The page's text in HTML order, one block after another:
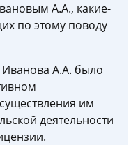
А.А., какие-
по этому поводу
А.А. было
им
деятельности